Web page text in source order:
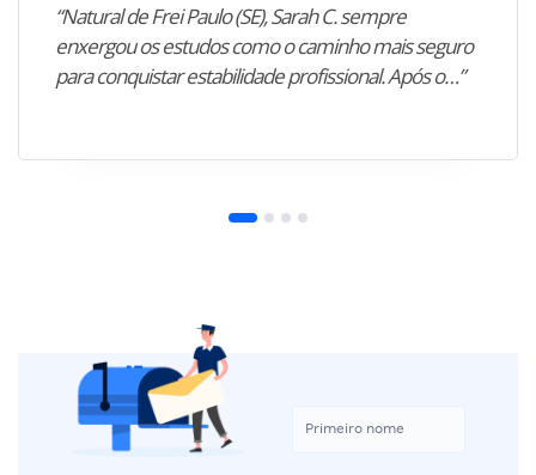
“Natural de Frei Paulo (SE), Sarah C. sempre
enxergou os estudos como o caminho mais seguro
para conquistar estabilidade profissional. Após o…”